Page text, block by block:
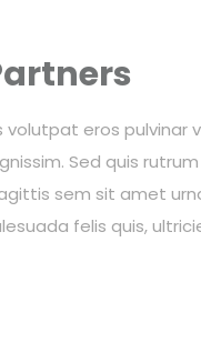
volutpat eros
Sed quis
sem sit amet
felis quis,